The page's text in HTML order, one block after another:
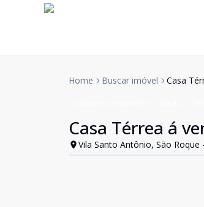
Home Buscar imóvel Casa
Casa Térrea á
Vila Santo Antônio, São Roque